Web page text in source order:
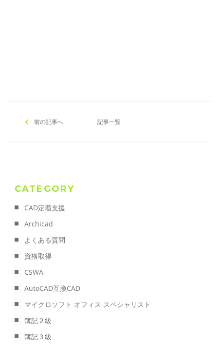
前の記事へ 記事一覧
CATEGORY
CAD定着支援
Archicad
よくある質問
資格取得
CSWA
AutoCAD互換CAD
マイクロソフト オフィス スペシャリスト
簿記２級
簿記３級